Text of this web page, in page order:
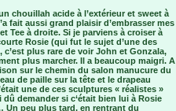
chouillah acide à l’extérieur et sweet à
fait aussi grand plaisir d’embrasser mes
Tee à droite. Si je parviens à croiser à
Rosie (qui fut le sujet d’une des
plus rare de voir John et Gonzala,
plus marcher. Il a beaucoup maigri. A
sur le chemin du salon manucure du
de paille sur la tête et le drapeau
une de ces sculptures « réalistes »
dû demander si c‘était bien lui à Rosie
Un peu plus tard, en rentrant du